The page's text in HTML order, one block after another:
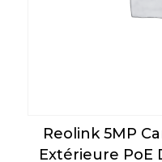
Reolink 5MP
Extérieure PoE